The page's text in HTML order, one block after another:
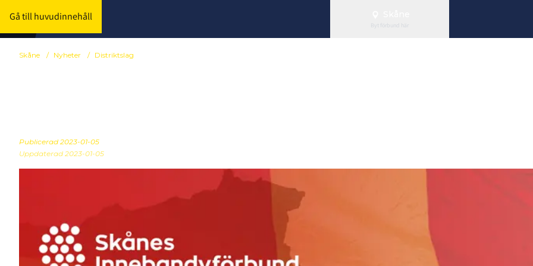
Gå till huvudinnehåll
Byt förbund här
Skåne / Nyheter / Distriktslag
Publicerad 2023-01-05
Uppdaterad 2023-01-05